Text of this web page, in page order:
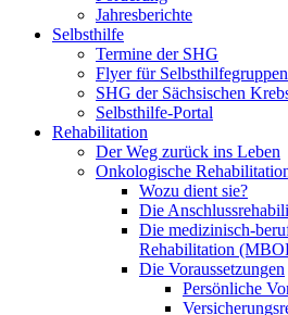
Jahresberichte
Selbsthilfe
Termine der SHG
Flyer für Selbsthilfegruppen
SHG der Sächsischen
Selbsthilfe-Portal
Rehabilitation
Der Weg zurück ins Leben
Onkologische
Wozu dient sie?
Die
Die medizinisch-
Rehabilitation
Die Voraussetzungen
Persönliche